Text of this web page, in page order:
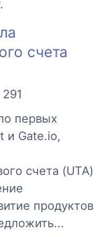
счета
291
первых
и Gate.io,
счета (UTA)
продуктов